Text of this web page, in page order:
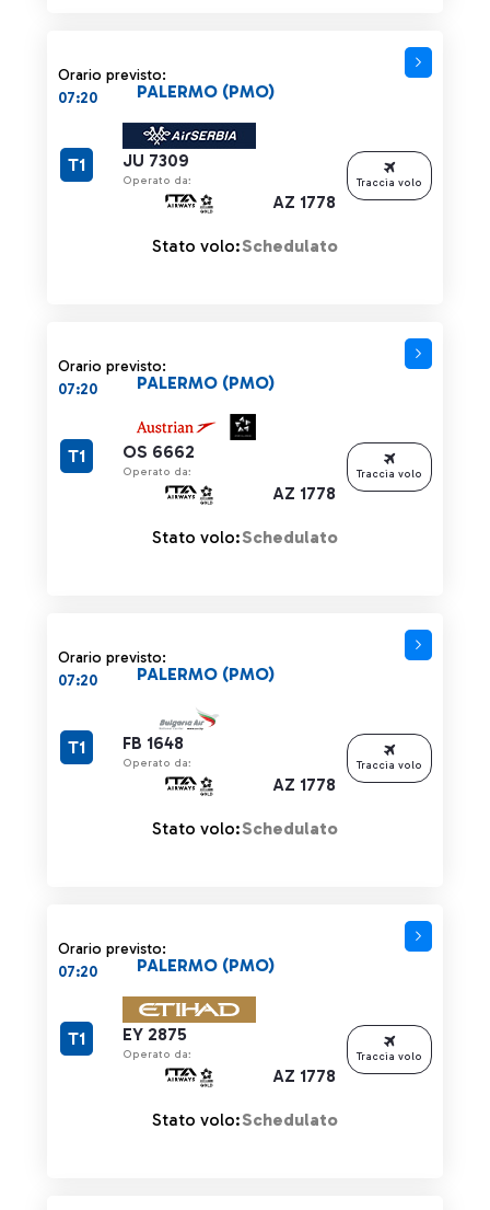
Orario previsto:
07:20
JU 7309
Operato da:
AZ 1778
PALERMO (PMO)
T1
Stato volo:Schedulato
Traccia volo
Orario previsto:
07:20
OS 6662
Operato da:
AZ 1778
PALERMO (PMO)
T1
Stato volo:Schedulato
Traccia volo
Orario previsto:
07:20
FB 1648
Operato da:
AZ 1778
PALERMO (PMO)
T1
Stato volo:Schedulato
Traccia volo
Orario previsto:
07:20
EY 2875
Operato da:
AZ 1778
PALERMO (PMO)
T1
Stato volo:Schedulato
Traccia volo